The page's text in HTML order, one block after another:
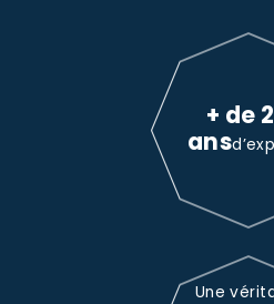
+ de
ans
Une